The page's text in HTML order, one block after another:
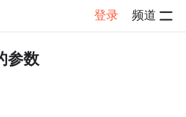
登录 频道
子详情
参数